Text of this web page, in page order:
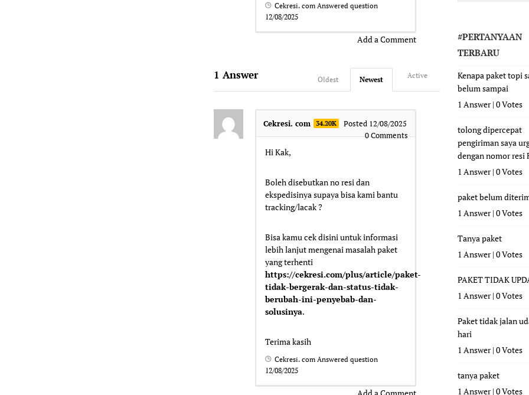
Cekresi. com Answered question
12/08/2025
Add a Comment
1 Answer Active
Newest
Oldest
Cekresi. com 34.20K
Posted 12/08/2025
0Comments
Hi Kak,
Boleh disebutkan no resi dan
ekspedisinya supaya bisa kami bantu
tracking/lacak ?
Bisa kamu cek disini untuk informasi
lebih lanjut mengenai masalah paket
yang terhenti
https://cekresi.com/plus/article/paket-
tidak-bergerak-dan-status-tidak-
berubah-ini-penyebab-dan-
solusinya.
Terima kasih
Cekresi. com Answered question
12/08/2025
Add a Comment
#PERTANYAAN
TERBARU
Kenapa paket topi
belum sampai
1 Answer|0 Votes
tolong dipercepat
pengiriman saya
dengan nomor resi
1 Answer|0 Votes
paket belum
1 Answer|0 Votes
Tanya paket
1 Answer|0 Votes
PAKET TIDAK
1 Answer|0 Votes
Paket tidak jalan
hari
1 Answer|0 Votes
tanya paket
1 Answer|0 Votes